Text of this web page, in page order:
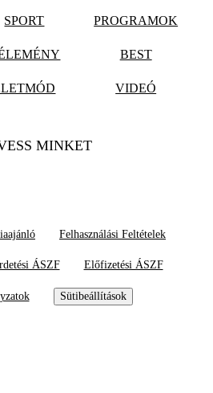
SPORT PROGRAMOK
BEST
VIDEÓ
MINKET
Felhasználási Feltételek
ÁSZF Előfizetési ÁSZF
Sütibeállítások